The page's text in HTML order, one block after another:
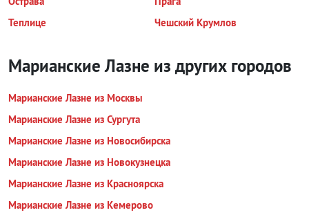
Теплице
Чешский Крумлов
Марианские Лазне из других городов
Марианские Лазне из Москвы
Марианские Лазне из Сургута
Марианские Лазне из Новосибирска
Марианские Лазне из Новокузнецка
Марианские Лазне из Красноярска
Марианские Лазне из Кемерово